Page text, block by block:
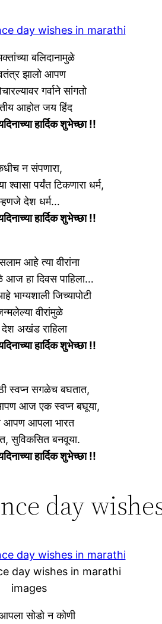
बलिदानामुळे
झालो आपण
गर्वाने सांगतो
आहोत जय हिंद
हार्दिक शुभेच्छा !!
न संपणारा,
पर्यंत टिकणारा धर्म,
देश धर्म…
हार्दिक शुभेच्छा !!
आहे त्या वीरांना
आज हा दिवस पाहिला…
भाग्यशाली जिच्यापोटी
वीरांमुळे
देश अखंड राहिला
हार्दिक शुभेच्छा !!
स्वप्न सगळेच बघतात,
आज एक स्वप्न बघूया,
आपण आपला भारत
सुविकसित बनवूया.
हार्दिक शुभेच्छा !!
day
day wishes in marathi
images
सोडो न कोणी